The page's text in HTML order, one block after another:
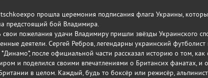
прошла церемония подписания флага Украины,
предстоящий бой Владимира.
свои пожелания удачи Владимиру пришли звёзды Украинского
деятели. Сергей Ребров, легендарны украинский футболист
*Динамо*, после официальной части рассказал историю о том, как
и поделился своими впечатлениями о Британсих фанатах, и
в целом. Каждый, будь то боксёр или режисёр,